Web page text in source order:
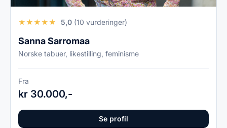
★★★★★ 5,0 (10 vurderinger)
Sanna Sarromaa
Norske tabuer, likestilling, feminisme
Fra
kr 30.000,-
Se profil